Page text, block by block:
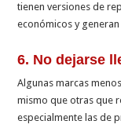
tienen versiones de
económicos y
6. No dejarse
Algunas marcas
mismo que otras que
especialmente las de